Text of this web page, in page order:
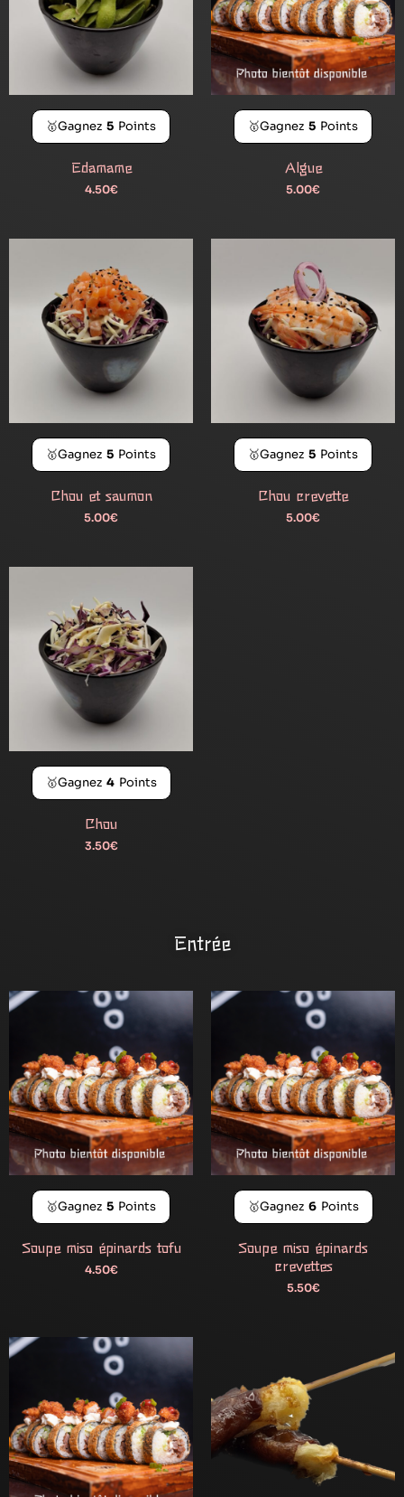
🥇Gagnez 5 Points
Edamame
4.50€
🥇Gagnez 5 Points
Algue
5.00€
🥇Gagnez 5 Points
Chou et saumon
5.00€
🥇Gagnez 5 Points
Chou crevette
5.00€
🥇Gagnez 4 Points
Chou
3.50€
Entrée
🥇Gagnez 5 Points
Soupe miso épinards tofu
4.50€
🥇Gagnez 6 Points
Soupe miso épinards
crevettes
5.50€